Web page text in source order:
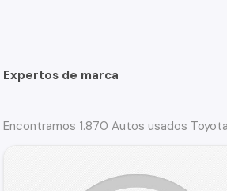
Expertos de marca
Encontramos 1.870 Autos usados